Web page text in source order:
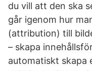
du vill att den ska
går igenom hur
(attribution) till
– skapa
automatiskt skapa